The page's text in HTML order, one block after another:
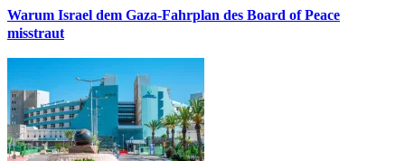
Warum Israel dem Gaza-Fahrplan des Board of Peace
misstraut